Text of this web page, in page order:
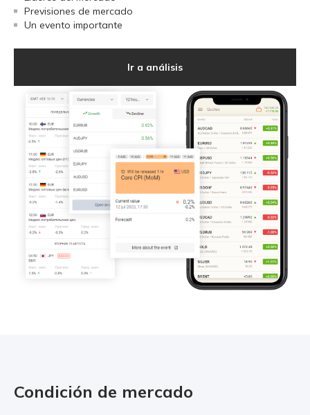
Previsiones de mercado
Un evento importante
Ir a análisis
Condición de mercado